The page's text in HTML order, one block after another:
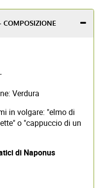
COMPOSIZIONE
Verdura
in volgare: "elmo di
o "cappuccio di un
di Naponus